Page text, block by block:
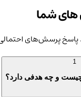
شما
پرسش‌های احتمالی